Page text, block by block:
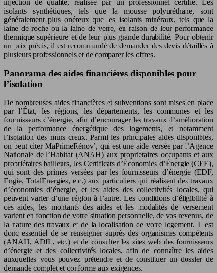
injection de qualité, réalisée par un professionnel certifié. Les
isolants synthétiques, tels que la mousse polyuréthane, sont
généralement plus onéreux que les isolants minéraux, tels que la
laine de roche ou la laine de verre, en raison de leur performance
thermique supérieure et de leur plus grande durabilité. Pour obtenir
un prix précis, il est recommandé de demander des devis détaillés à
plusieurs professionnels et de comparer les offres.
Panorama des aides financières disponibles pour
l’isolation
De nombreuses aides financières et subventions sont mises en place
par l’État, les régions, les départements, les communes et les
fournisseurs d’énergie, afin d’encourager les travaux d’amélioration
de la performance énergétique des logements, et notamment
l’isolation des murs creux. Parmi les principales aides disponibles,
on peut citer MaPrimeRénov’, qui est une aide versée par l’Agence
Nationale de l’Habitat (ANAH) aux propriétaires occupants et aux
propriétaires bailleurs, les Certificats d’Économies d’Énergie (CEE),
qui sont des primes versées par les fournisseurs d’énergie (EDF,
Engie, TotalEnergies, etc.) aux particuliers qui réalisent des travaux
d’économies d’énergie, et les aides des collectivités locales, qui
peuvent varier d’une région à l’autre. Les conditions d’éligibilité à
ces aides, les montants des aides et les modalités de versement
varient en fonction de votre situation personnelle, de vos revenus, de
la nature des travaux et de la localisation de votre logement. Il est
donc essentiel de se renseigner auprès des organismes compétents
(ANAH, ADIL, etc.) et de consulter les sites web des fournisseurs
d’énergie et des collectivités locales, afin de connaître les aides
auxquelles vous pouvez prétendre et de constituer un dossier de
demande complet et conforme aux exigences.